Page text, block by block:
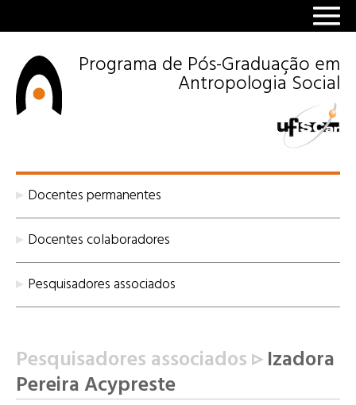
Programa de Pós-Graduação em
Antropologia Social
Pesquisadores associados ▹Izadora
Pereira Acypreste
Docentes permanentes
Docentes colaboradores
Pesquisadores associados